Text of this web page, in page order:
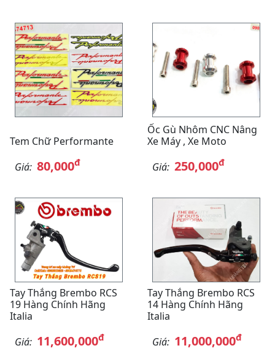
Tem Chữ Performante
Giá: 80,000đ
Ốc Gù Nhôm CNC Nâng
Xe Máy , Xe Moto
Giá: 250,000đ
Tay Thắng Brembo RCS
19 Hàng Chính Hãng
Italia
Giá: 11,600,000đ
Tay Thắng Brembo RCS
14 Hàng Chính Hãng
Italia
Giá: 11,000,000đ